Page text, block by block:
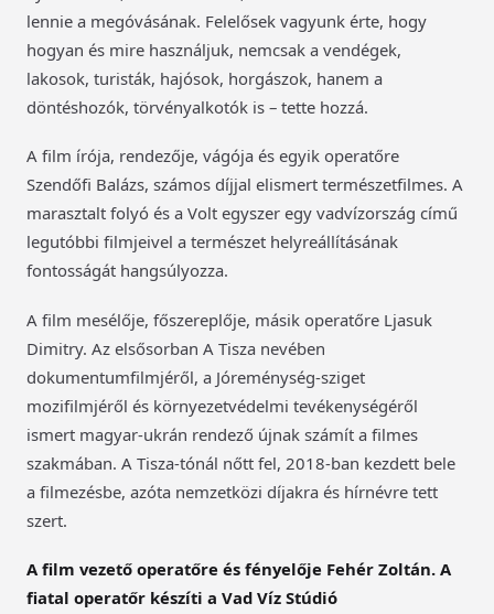
lennie a megóvásának. Felelősek vagyunk érte, hogy
hogyan és mire használjuk, nemcsak a vendégek,
lakosok, turisták, hajósok, horgászok, hanem a
döntéshozók, törvényalkotók is – tette hozzá.
A film írója, rendezője, vágója és egyik operatőre
Szendőfi Balázs, számos díjjal elismert természetfilmes. A
marasztalt folyó és a Volt egyszer egy vadvízország című
legutóbbi filmjeivel a természet helyreállításának
fontosságát hangsúlyozza.
A film mesélője, főszereplője, másik operatőre Ljasuk
Dimitry. Az elsősorban A Tisza nevében
dokumentumfilmjéről, a Jóreménység-sziget
mozifilmjéről és környezetvédelmi tevékenységéről
ismert magyar-ukrán rendező újnak számít a filmes
szakmában. A Tisza-tónál nőtt fel, 2018-ban kezdett bele
a filmezésbe, azóta nemzetközi díjakra és hírnévre tett
szert.
A film vezető operatőre és fényelője Fehér Zoltán. A
fiatal operatőr készíti a Vad Víz Stúdió